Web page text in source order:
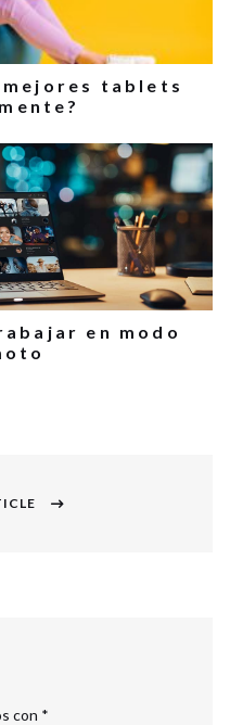
mejores tablets
en modo
con *